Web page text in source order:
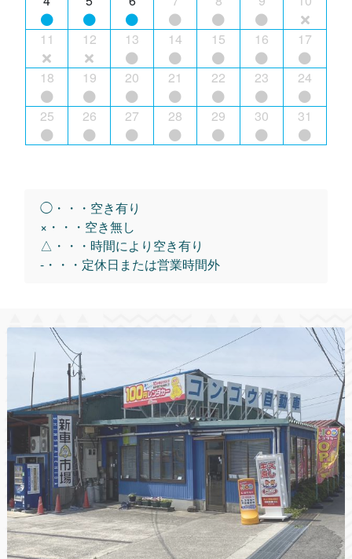
11 12 13 14 15 16 17
18 19 20 21 22 23 24
25 26 27 28 29 30 31
◯・・・空き有り
×・・・空き無し
△・・・時間により空き有り
-・・・定休日または営業時間外